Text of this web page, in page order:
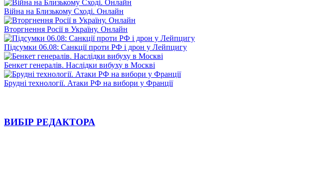
Війна на Близькому Сході. Онлайн
Вторгнення Росії в Україну. Онлайн
Підсумки 06.08: Санкції проти РФ і дрон у Лейпцигу
Бенкет генералів. Наслідки вибуху в Москві
Брудні технології. Атаки РФ на вибори у Франції
ВИБІР РЕДАКТОРА